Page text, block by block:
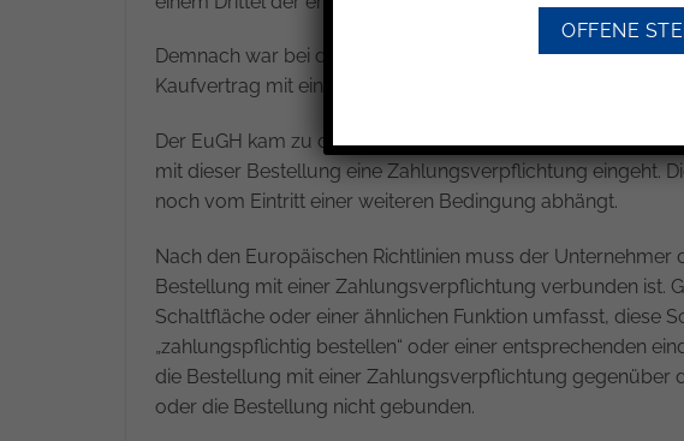
Demnach war bei dem Abschluss des Vertrages – im
Kaufvertrag mit einer klaren Zahlungspflicht zustande
Der EuGH kam zu dem Urteil, dass der Unternehmer den
mit dieser Bestellung eine Zahlungsverpflichtung eingeht.
noch vom Eintritt einer weiteren Bedingung abhängt.
Nach den Europäischen Richtlinien muss der
Bestellung mit einer Zahlungsverpflichtung verbunden ist.
Schaltfläche oder einer ähnlichen Funktion umfasst, diese
„zahlungspflichtig bestellen“ oder einer entsprechenden
die Bestellung mit einer Zahlungsverpflichtung gegenüber
oder die Bestellung nicht gebunden.
OFFENE